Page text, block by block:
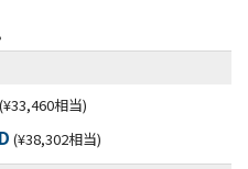
(¥33,460相当)
(¥38,302相当)